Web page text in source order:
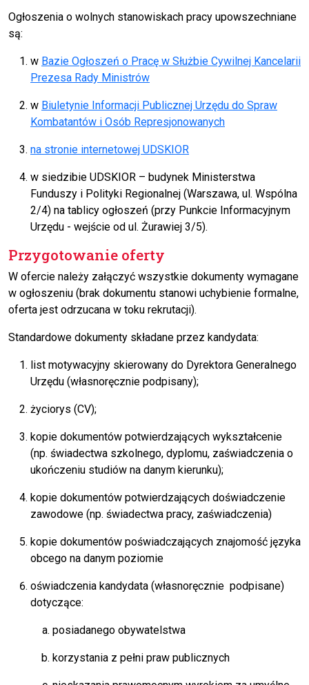
Ogłoszenia o wolnych stanowiskach pracy upowszechniane
są:
w Bazie Ogłoszeń o Pracę w Służbie Cywilnej Kancelarii
Prezesa Rady Ministrów
w Biuletynie Informacji Publicznej Urzędu do Spraw
Kombatantów i Osób Represjonowanych
na stronie internetowej UDSKIOR
w siedzibie UDSKIOR – budynek Ministerstwa
Funduszy i Polityki Regionalnej (Warszawa, ul. Wspólna
2/4) na tablicy ogłoszeń (przy Punkcie Informacyjnym
Urzędu - wejście od ul. Żurawiej 3/5).
Przygotowanie oferty
W ofercie należy załączyć wszystkie dokumenty wymagane
w ogłoszeniu (brak dokumentu stanowi uchybienie formalne,
oferta jest odrzucana w toku rekrutacji).
Standardowe dokumenty składane przez kandydata:
list motywacyjny skierowany do Dyrektora Generalnego
Urzędu (własnoręcznie podpisany);
życiorys (CV);
kopie dokumentów potwierdzających wykształcenie
(np. świadectwa szkolnego, dyplomu, zaświadczenia o
ukończeniu studiów na danym kierunku);
kopie dokumentów potwierdzających doświadczenie
zawodowe (np. świadectwa pracy, zaświadczenia)
kopie dokumentów poświadczających znajomość języka
obcego na danym poziomie
oświadczenia kandydata (własnoręcznie podpisane)
dotyczące:
posiadanego obywatelstwa
korzystania z pełni praw publicznych